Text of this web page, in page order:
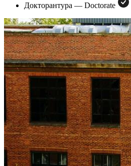
Докторантура — Doctorate